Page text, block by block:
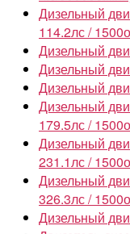
Дизельный
114.2лс /
Дизельный
Дизельный
Дизельный
Дизельный
179.5лс /
Дизельный
231.1лс /
Дизельный
326.3лс /
Дизельный